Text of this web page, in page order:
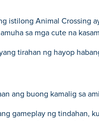
istilong Animal Crossing
sa mga cute na
tirahan ng hayop
ang buong kamalig sa
gameplay ng tindahan,